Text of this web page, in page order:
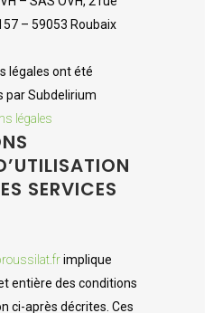
– 59053 Roubaix
légales ont été
Subdelirium
légales
SERVICES
implique
entière des conditions
ci-après décrites. Ces